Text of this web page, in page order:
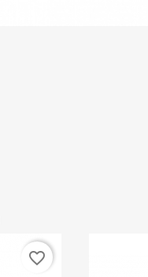
favorite_border